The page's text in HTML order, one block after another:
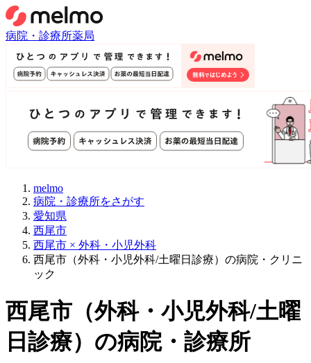
病院・診療所薬局
melmo
病院・診療所をさがす
愛知県
西尾市
西尾市 × 外科・小児外科
西尾市（外科・小児外科/土曜日診療）の病院・クリニ
ック
西尾市 （外科・小児外科/土曜
日診療） の病院・診療所